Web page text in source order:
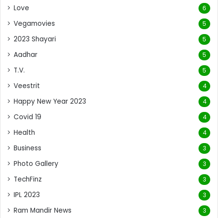
Love 6
Vegamovies 5
2023 Shayari 5
Aadhar 5
T.V. 5
Veestrit 4
Happy New Year 2023 4
Covid 19 4
Health 4
Business 3
Photo Gallery 3
TechFinz 3
IPL 2023 3
Ram Mandir News 3